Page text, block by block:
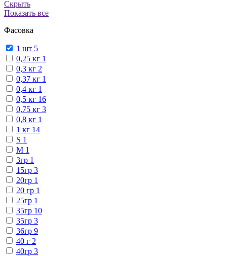
Скрыть
Показать все
Фасовка
1 шт 5
0,25 кг 1
0,3 кг 2
0,37 кг 1
0,4 кг 1
0,5 кг 16
0,75 кг 3
0,8 кг 1
1 кг 14
S 1
М 1
3гр 1
15гр 3
20гр 1
20 гр 1
25гр 1
35гр 10
35гр 3
36гр 9
40 г 2
40гр 3